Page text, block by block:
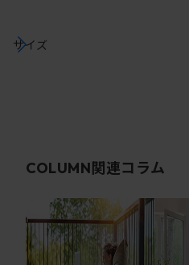
サイズ
COLUMN関連コラム